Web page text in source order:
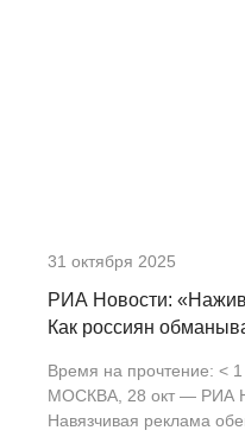
31 октября 2025
РИА Новости:
Как россиян
Время на прочтение: < 1
МОСКВА, 28 окт — РИА
Навязчивая реклама